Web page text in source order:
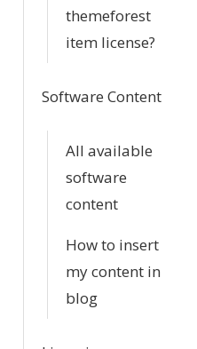
themeforest
item license?
Software Content
All available
software
content
How to insert
my content in
blog